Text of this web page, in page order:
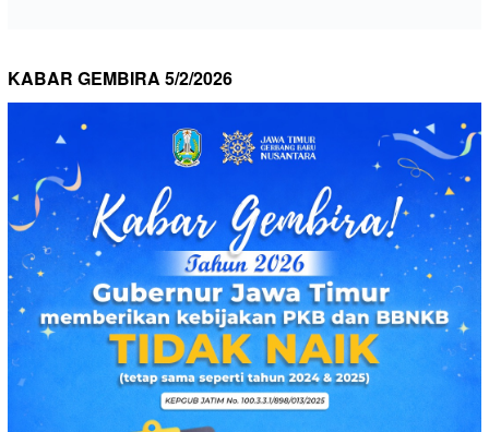
KABAR GEMBIRA 5/2/2026